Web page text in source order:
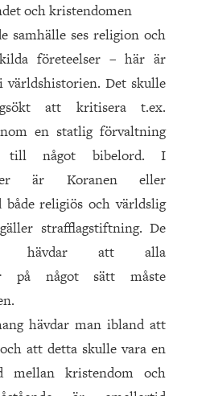
och kristendomen
samhälle ses religion och
företeelser – här är
världshistorien. Det skulle
att kritisera t.ex.
en statlig förvaltning
till något bibelord. I
är Koranen eller
både religiös och världslig
strafflagstiftning. De
hävdar att alla
på något sätt måste
hävdar man ibland att
att detta skulle vara en
mellan kristendom och